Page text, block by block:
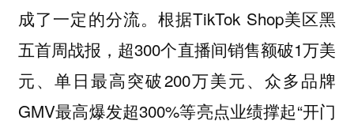
成了一定的分流。根据TikTok Shop美区黑
五首周战报，超300个直播间销售额破1万美
元、单日最高突破200万美元、众多品牌
GMV最高爆发超300%等亮点业绩撑起“开门